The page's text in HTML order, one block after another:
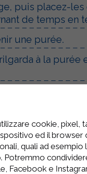
puis placez-
de temps en
une purée.
à la purée
à muffins en
à ne pas
à 200°C
de speck
cookie, pixel,
ed il browser
quali ad esempio
Potremmo
Facebook e